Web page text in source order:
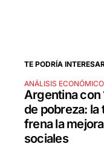
TE PODRÍA
ANÁLISIS ECONÓMICO
Argentina con
de pobreza: la
frena la
sociales